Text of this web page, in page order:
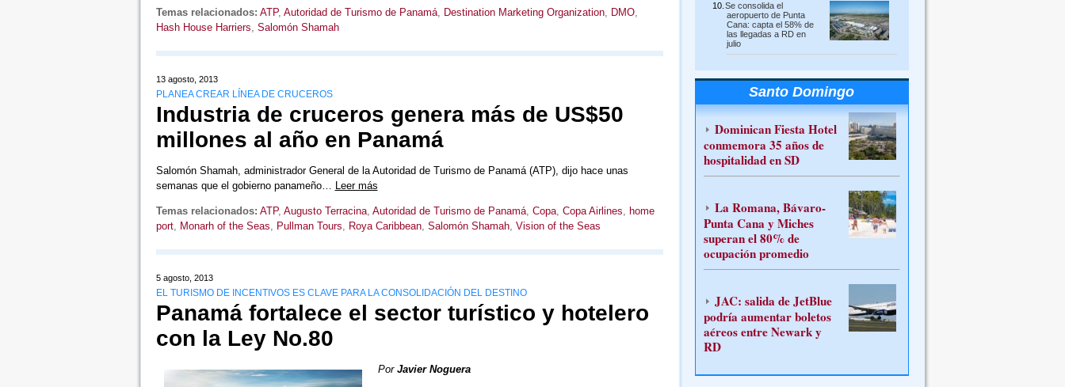
Temas relacionados: ATP, Autoridad de Turismo de Panamá, Destination Marketing Organization, DMO,
Hash House Harriers Salomón Shamah
13 agosto, 2013
PLANEA CREAR LÍNEA DE CRUCEROS
Industria de cruceros genera más de US$50
millones al año en Panamá
Salomón Shamah, administrador General de la Autoridad de Turismo de Panamá (ATP), dijo hace unas
semanas que el gobierno panameño…
Leer más
Temas relacionados: ATP, Augusto Terracina, Autoridad de Turismo de Panamá, Copa, Copa Airlines
home
port, Monarh of the Seas Pullman Tours Roya Caribbean, Salomón Shamah, Vision of the Seas
5 agosto, 2013
EL TURISMO DE INCENTIVOS ES CLAVE PARA LA CONSOLIDACIÓN DEL DESTINO
Panamá fortalece el sector turístico y hotelero
con la Ley No.80
Por Javier Noguera
Se consolida el
aeropuerto de Punta
Cana: capta el 58% de
las llegadas a RD en
julio
Santo Domingo
Dominican Fiesta Hotel
conmemora 35 años de
hospitalidad en SD
La Romana, Bávaro-
Punta Cana y Miches
superan el 80% de
ocupación promedio
JAC: salida de JetBlue
podría aumentar boletos
aéreos entre Newark y
RD